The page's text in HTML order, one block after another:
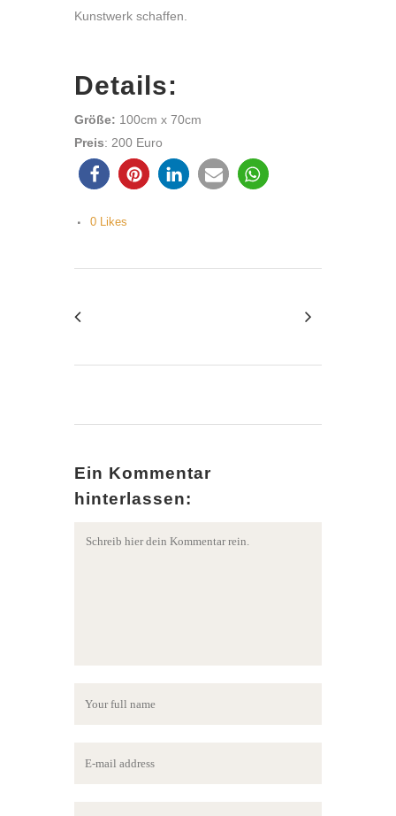
Kunstwerk schaffen.
Details:
Größe: 100cm x 70cm
Preis: 200 Euro
0 Likes
Ein Kommentar
hinterlassen: